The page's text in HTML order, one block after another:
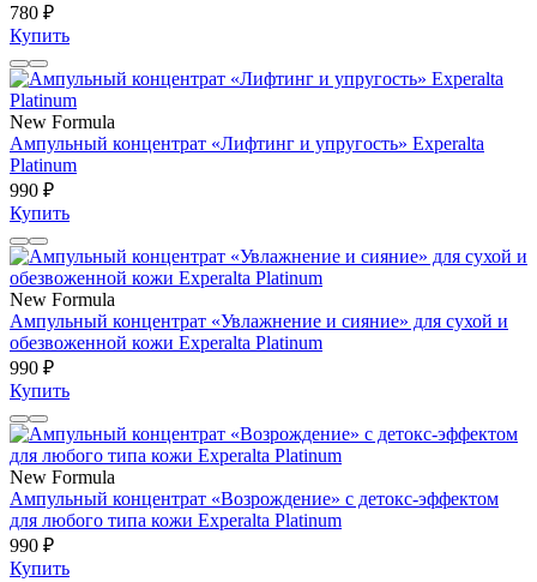
780 ₽
Купить
New Formula
Ампульный концентрат «Лифтинг и упругость» Experalta
Platinum
990 ₽
Купить
New Formula
Ампульный концентрат «Увлажнение и сияние» для сухой и
обезвоженной кожи Experalta Platinum
990 ₽
Купить
New Formula
Ампульный концентрат «Возрождение» с детокс-эффектом
для любого типа кожи Experalta Platinum
990 ₽
Купить